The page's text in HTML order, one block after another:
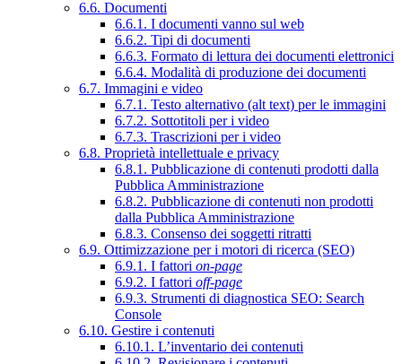
6.6. Documenti
6.6.1. I documenti vanno sul web
6.6.2. Tipi di documenti
6.6.3. Formato di lettura dei documenti elettronici
6.6.4. Modalità di produzione dei documenti
6.7. Immagini e video
6.7.1. Testo alternativo (alt text) per le immagini
6.7.2. Sottotitoli per i video
6.7.3. Trascrizioni per i video
6.8. Proprietà intellettuale e privacy
6.8.1. Pubblicazione di contenuti prodotti dalla
Pubblica Amministrazione
6.8.2. Pubblicazione di contenuti non prodotti
dalla Pubblica Amministrazione
6.8.3. Consenso dei soggetti ritratti
6.9. Ottimizzazione per i motori di ricerca (SEO)
6.9.1. I fattori on-page
6.9.2. I fattori off-page
6.9.3. Strumenti di diagnostica SEO: Search
Console
6.10. Gestire i contenuti
6.10.1. L’inventario dei contenuti